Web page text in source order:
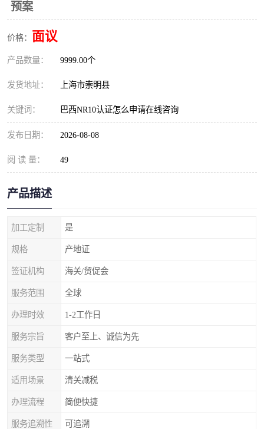
预案
价格： 面议
产品数量： 9999.00个
发货地址： 上海市崇明县
关键词： 巴西NR10认证怎么申请在线咨询
发布日期： 2026-08-08
阅 读 量： 49
产品描述
加工定制 是
规格 产地证
签证机构 海关/贸促会
服务范围 全球
办理时效 1-2工作日
服务宗旨 客户至上、诚信为先
服务类型 一站式
适用场景 清关减税
办理流程 简便快捷
服务追溯性 可追溯